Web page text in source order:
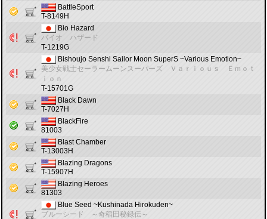
BattleSport
T-8149H
Bio Hazard
バイオ ハザード
T-1219G
Bishoujo Senshi Sailor Moon SuperS ~Various Emotion~
美少女戦士セーラームーンスーパーズ Ｖａｒｉｏｕｓ Ｅｍｏｔ
ｉｏｎ
T-15701G
Black Dawn
T-7027H
BlackFire
81003
Blast Chamber
T-13003H
Blazing Dragons
T-15907H
Blazing Heroes
81303
Blue Seed ~Kushinada Hirokuden~
ブルーシード ～奇稲田秘録伝～